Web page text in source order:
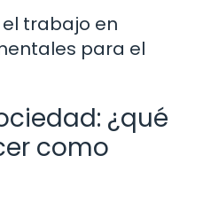
trabajo en
para el
¿qué
como